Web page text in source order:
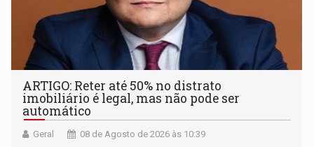
ARTIGO: Reter até 50% no distrato
imobiliário é legal, mas não pode ser
automático
Geral 08 de Agosto de 2026 às 10:39